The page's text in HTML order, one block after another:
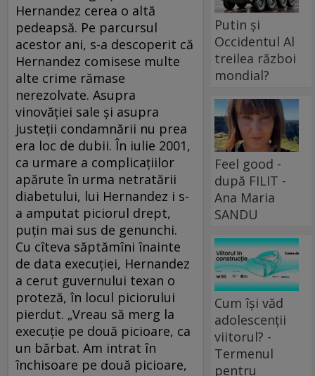
Hernandez cerea o altă
pedeapsă. Pe parcursul
acestor ani, s-a descoperit că
Hernandez comisese multe
alte crime rămase
nerezolvate. Asupra
vinovăţiei sale şi asupra
justeţii condamnării nu prea
era loc de dubii. În iulie 2001,
ca urmare a complicaţiilor
apărute în urma netratării
diabetului, lui Hernandez i s-
a amputat piciorul drept,
puţin mai sus de genunchi.
Cu cîteva săptămîni înainte
de data execuţiei, Hernandez
a cerut guvernului texan o
proteză, în locul piciorului
pierdut. „Vreau să merg la
execuţie pe două picioare, ca
un bărbat. Am intrat în
închisoare pe două picioare,
Putin și
Occidentul Al
treilea război
mondial?
Feel good -
după FILIT -
Ana Maria
SANDU
Cum își văd
adolescenții
viitorul? -
Termenul
pentru